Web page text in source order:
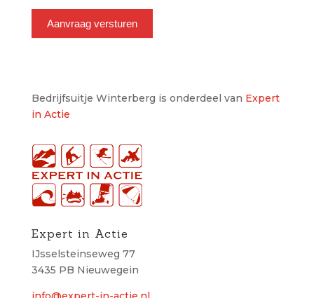
Bedrijfsuitje Winterberg is onderdeel van Expert
in Actie
Expert in Actie
IJsselsteinseweg 77
3435 PB Nieuwegein